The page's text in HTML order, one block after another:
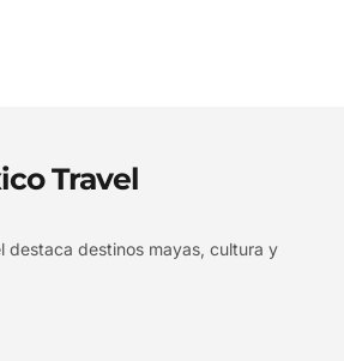
Travel
destaca destinos mayas, cultura y